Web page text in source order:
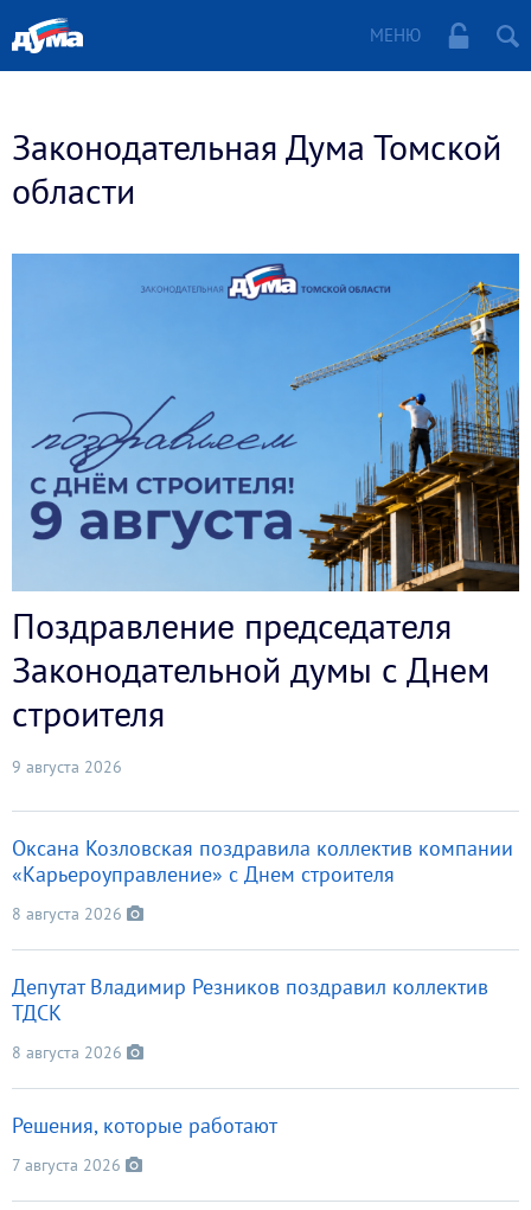
МЕНЮ
Законодательная Дума Томской
области
Поздравление председателя
Законодательной думы с Днем
строителя
9 августа 2026
Оксана Козловская поздравила коллектив компании
«Карьероуправление» с Днем строителя
8 августа 2026
Депутат Владимир Резников поздравил коллектив
ТДСК
8 августа 2026
Решения, которые работают
7 августа 2026